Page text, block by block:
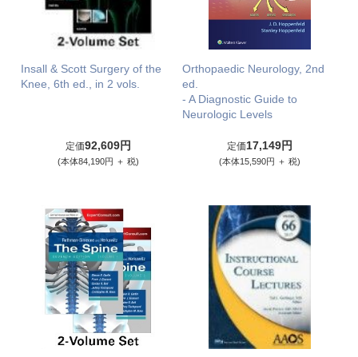
Insall & Scott Surgery of the
Knee, 6th ed., in 2 vols.
定価92,609円
(本体84,190円 ＋ 税)
Orthopaedic Neurology, 2nd
ed.
- A Diagnostic Guide to
Neurologic Levels
定価17,149円
(本体15,590円 ＋ 税)